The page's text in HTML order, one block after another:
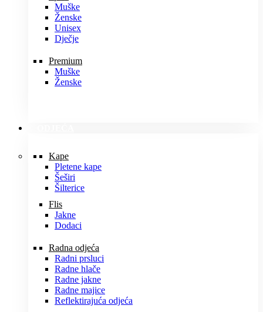
Muške
Ženske
Unisex
Dječje
Premium
Muške
Ženske
Kape
Pletene kape
Šeširi
Šilterice
Flis
Jakne
Dodaci
Radna odjeća
Radni prsluci
Radne hlače
Radne jakne
Radne majice
Reflektirajuća odjeća